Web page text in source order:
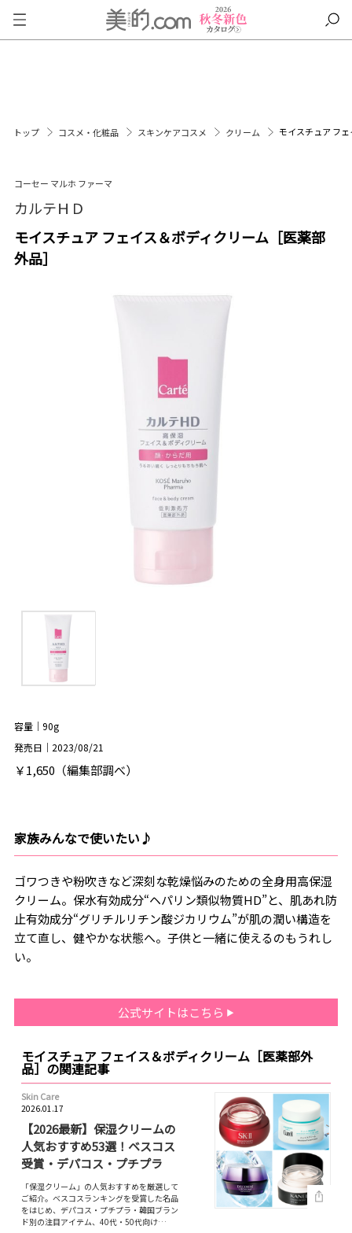
トップ コスメ・化粧品 スキンケアコスメ クリーム モイスチュア フ
コーセー マルホ ファーマ
カルテＨＤ
モイスチュア フェイス＆ボディクリーム［医薬部
外品］
容量｜90g
発売日｜2023/08/21
￥1,650（編集部調べ）
家族みんなで使いたい♪
ゴワつきや粉吹きなど深刻な乾燥悩みのための全身用高保湿
クリーム。保水有効成分“ヘパリン類似物質HD”と、肌あれ防
止有効成分“グリチルリチン酸ジカリウム”が肌の潤い構造を
立て直し、健やかな状態へ。子供と一緒に使えるのもうれし
い。
公式サイトはこちら
モイスチュア フェイス＆ボディクリーム［医薬部外
品］の関連記事
Skin Care
2026.01.17
【2026最新】保湿クリームの
人気おすすめ53選！ベスコス
受賞・デパコス・プチプラ
「保湿クリーム」の人気おすすめを厳選して
ご紹介。ベスコスランキングを受賞した名品
をはじめ、デパコス・プチプラ・韓国ブラン
ド別の注目アイテム、40代・50代向け…